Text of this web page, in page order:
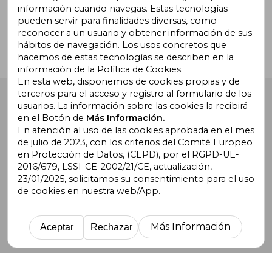
¿Necesitas ayuda?
Ir a Centro de Soporte
Buscalibre España . Calle Energía, 65, Nave 3 (08940),
Cornellà de Llobregat, Barcelona. Derechos Reservados.
Buscalibre Argentina| Buscalibre Chile
Buscalibre Uruguay|Buscalibre México|Buscalibre
Perú
|Buscalibre Estados Unidos|Buscalibre Otros
Países|Bookdelivery Reino Unido
información cuando navegas. Estas tecnologías
pueden servir para finalidades diversas, como
reconocer a un usuario y obtener información de sus
hábitos de navegación. Los usos concretos que
hacemos de estas tecnologías se describen en la
información de la Política de Cookies.
En esta web, disponemos de cookies propias y de
terceros para el acceso y registro al formulario de los
usuarios. La información sobre las cookies la recibirá
en el Botón de Más Información.
En atención al uso de las cookies aprobada en el mes
de julio de 2023, con los criterios del Comité Europeo
en Protección de Datos, (CEPD), por el RGPD-UE-
2016/679, LSSI-CE-2002/21/CE, actualización,
23/01/2025, solicitamos su consentimiento para el uso
de cookies en nuestra web/App.
Aceptar Rechazar Más Información